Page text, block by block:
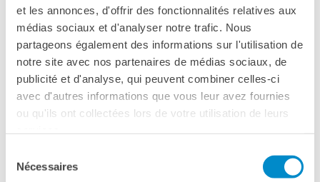
et les annonces, d'offrir des fonctionnalités relatives aux
médias sociaux et d'analyser notre trafic. Nous
partageons également des informations sur l'utilisation de
notre site avec nos partenaires de médias sociaux, de
publicité et d'analyse, qui peuvent combiner celles-ci
avec d'autres informations que vous leur avez fournies
ou qu'ils ont collectées lors de votre utilisation de leurs
Nécessaires
LIBRAIRIE FRANÇAISE DE
FLORENCE
CONSULAT DE FRANCE À
CERCA
INSTITUT FRANÇAIS, CONSOLATO
GENERALE E LIBRERIA FRANCESE: ULTIME
NOTIZIE PRIMA DELLA CHIUSURA ESTIVA
dal 25